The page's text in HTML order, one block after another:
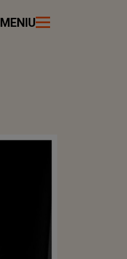
MENIU